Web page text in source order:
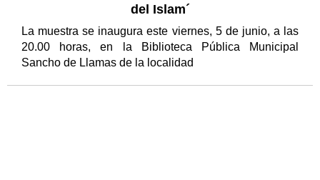
del Islam´
La muestra se inaugura este viernes, 5 de junio, a las
20.00 horas, en la Biblioteca Pública Municipal
Sancho de Llamas de la localidad